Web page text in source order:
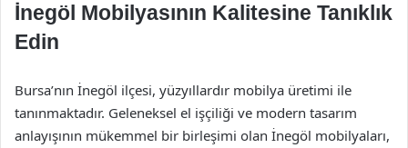
İnegöl Mobilyasının Kalitesine Tanıklık
Edin
Bursa’nın İnegöl ilçesi, yüzyıllardır mobilya üretimi ile
tanınmaktadır. Geleneksel el işçiliği ve modern tasarım
anlayışının mükemmel bir birleşimi olan İnegöl mobilyaları,